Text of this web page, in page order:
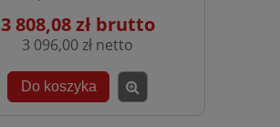
3 808,08 zł
3 096,00 zł
Do koszyka